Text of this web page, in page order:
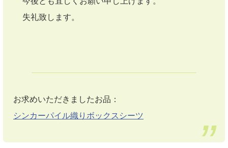
失礼致します。
お求めいただきましたお品：
シンカーパイル織りボックスシーツ